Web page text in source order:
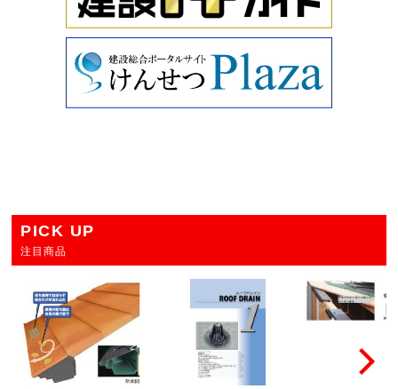
PICK UP
注目商品